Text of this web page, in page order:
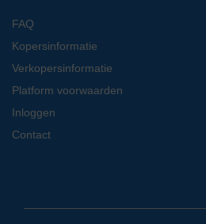
FAQ
Kopersinformatie
Verkopersinformatie
Platform voorwaarden
Inloggen
Contact